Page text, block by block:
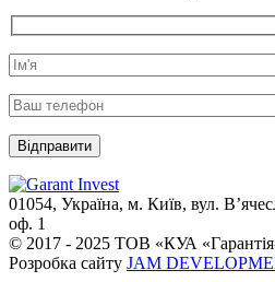
01054, Україна, м. Київ, вул.
оф. 1
© 2017 - 2025 ТОВ «КУА
Розробка сайту JAM